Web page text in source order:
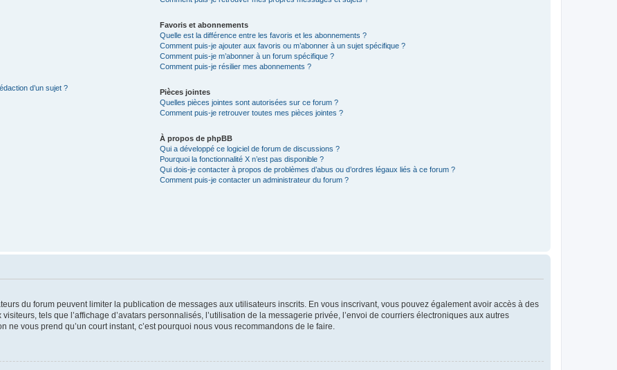
d’un sujet ?
Favoris et abonnements
Quelle est la différence entre les favoris et les abonnements ?
Comment puis-je ajouter aux favoris ou m’abonner à un sujet spécifique ?
Comment puis-je m’abonner à un forum spécifique ?
Comment puis-je résilier mes abonnements ?
Pièces jointes
Quelles pièces jointes sont autorisées sur ce forum ?
Comment puis-je retrouver toutes mes pièces jointes ?
À propos de phpBB
Qui a développé ce logiciel de forum de discussions ?
Pourquoi la fonctionnalité X n’est pas disponible ?
Qui dois-je contacter à propos de problèmes d’abus ou d’ordres légaux liés à ce forum ?
Comment puis-je contacter un administrateur du forum ?
du forum peuvent limiter la publication de messages aux utilisateurs inscrits. En vous inscrivant, vous pouvez également avoir accès à des
tels que l’affichage d’avatars personnalisés, l’utilisation de la messagerie privée, l’envoi de courriers électroniques aux autres
ne vous prend qu’un court instant, c’est pourquoi nous vous recommandons de le faire.